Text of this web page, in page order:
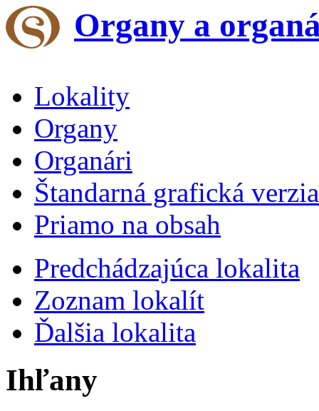
Organy a
Lokality
Organy
Organári
Štandarná grafická verzia
Priamo na obsah
Predchádzajúca lokalita
Zoznam lokalít
Ďalšia lokalita
Ihľany